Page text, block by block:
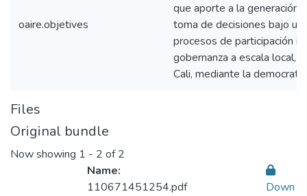
oaire.objetives
que aporte a la generación
toma de decisiones bajo
procesos de participación
gobernanza a escala local,
Cali, mediante la
Files
Original bundle
Now showing 1 - 2 of 2
Name:
110671451254.pdf
Down